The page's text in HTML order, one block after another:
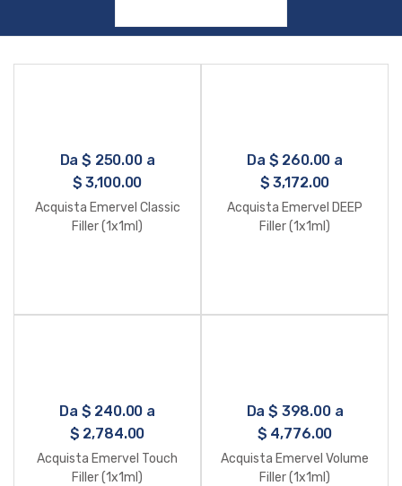
Da$ 250.00a
$ 3,100.00
Acquista Emervel Classic
Filler (1x1ml)
Da $ 260.00 a
$ 3,172.00
Acquista Emervel DEEP
Filler (1x1ml)
Da $ 240.00 a
$ 2,784.00
Acquista Emervel Touch
Filler (1x1ml)
Da$ 398.00a
$ 4,776.00
Acquista Emervel Volume
Filler (1x1ml)